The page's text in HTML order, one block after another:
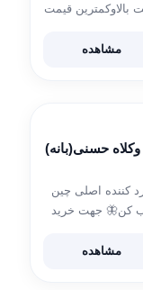
بالاوکمترین قیمت
و کرمانشاه
[…]
مشاهده
حسنی(بانه)
کننده اصلی چین
کن🦋 جهت خرید
🔸ارسال به
[…]
مشاهده